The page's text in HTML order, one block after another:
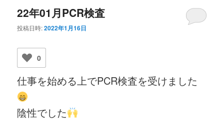
22年01月PCR検査
投稿日時:2022年1月16日
0
仕事を始める上でPCR検査を受けました
陰性でした